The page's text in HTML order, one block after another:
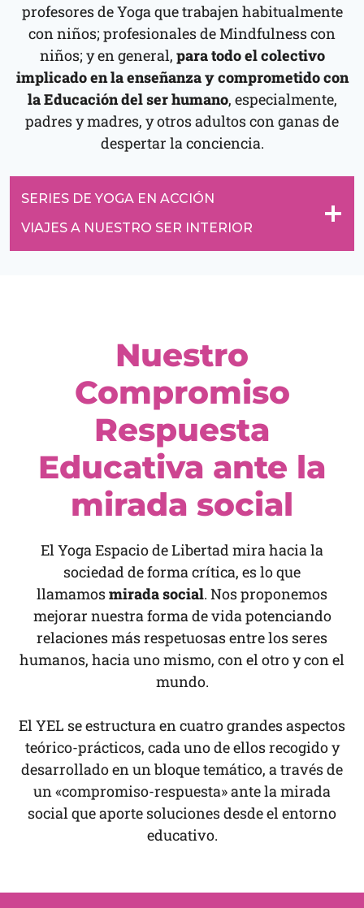
profesores de Yoga que trabajen habitualmente
con niños; profesionales de Mindfulness con
niños; y en general, para todo el colectivo
implicado en la enseñanza y comprometido con
la Educación del ser humano, especialmente,
padres y madres, y otros adultos con ganas de
despertar la conciencia.
SERIES DE YOGA EN ACCIÓN
VIAJES A NUESTRO SER INTERIOR
Nuestro
Compromiso
Respuesta
Educativa ante la
mirada social
El Yoga Espacio de Libertad mira hacia la
sociedad de forma crítica, es lo que
llamamosmirada social. Nos proponemos
mejorar nuestra forma de vida potenciando
relaciones más respetuosas entre los seres
humanos, hacia uno mismo, con el otro y con el
mundo.
El YEL se estructura en cuatro grandes aspectos
teórico-prácticos, cada uno de ellos recogido y
desarrollado en un bloque temático, a través de
un «compromiso-respuesta» ante la mirada
social que aporte soluciones desde el entorno
educativo.